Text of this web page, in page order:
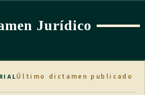
Jurídico
Último dictamen publicado